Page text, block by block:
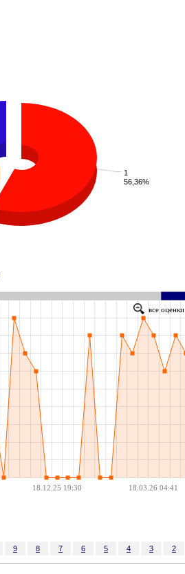
1
56,36%
18.12.25 19:30 18.03.26 04:41
все оценки
9 8 7 6 5 4 3 2